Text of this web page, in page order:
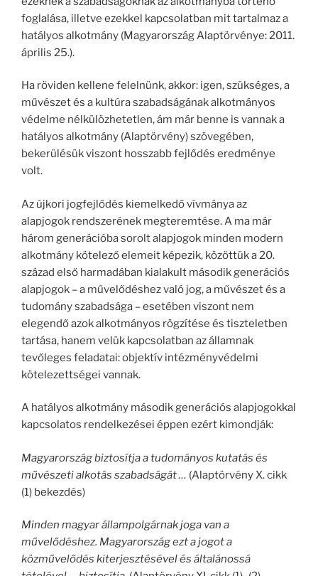
foglalása, illetve ezekkel kapcsolatban mit tartalmaz a
hatályos alkotmány (Magyarország Alaptörvénye: 2011.
április 25.).
Ha röviden kellene felelnünk, akkor: igen, szükséges, a
művészet és a kultúra szabadságának alkotmányos
védelme nélkülözhetetlen, ám már benne is vannak a
hatályos alkotmány (Alaptörvény) szövegében,
bekerülésük viszont hosszabb fejlődés eredménye
volt.
Az újkori jogfejlődés kiemelkedő vívmánya az
alapjogok rendszerének megteremtése. A ma már
három generációba sorolt alapjogok minden modern
alkotmány kötelező elemeit képezik, közöttük a 20.
század első harmadában kialakult második generációs
alapjogok – a művelődéshez való jog, a művészet és a
tudomány szabadsága – esetében viszont nem
elegendő azok alkotmányos rögzítése és tiszteletben
tartása, hanem velük kapcsolatban az államnak
tevőleges feladatai: objektív intézményvédelmi
kötelezettségei vannak.
A hatályos alkotmány második generációs alapjogokkal
kapcsolatos rendelkezései éppen ezért kimondják:
Magyarország biztosítja a tudományos kutatás és
művészeti alkotás szabadságát … (Alaptörvény X. cikk
(1) bekezdés)
Minden magyar állampolgárnak joga van a
művelődéshez. Magyarország ezt a jogot a
közművelődés kiterjesztésével és általánossá